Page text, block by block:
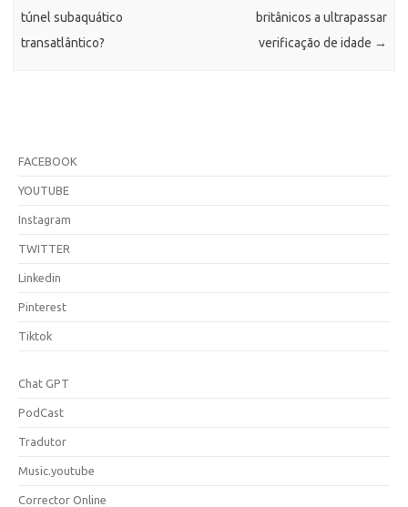
túnel subaquático
transatlântico?
britânicos a ultrapassar
verificação de idade →
FACEBOOK
YOUTUBE
Instagram
TWITTER
Linkedin
Pinterest
Tiktok
Chat GPT
PodCast
Tradutor
Music.youtube
Corrector Online